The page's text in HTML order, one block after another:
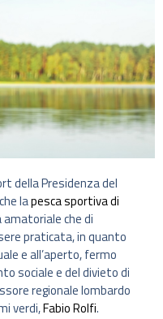
della Presidenza del
lapesca sportiva di
che di
praticata, in quanto
e all’aperto, fermo
sociale e del divieto di
regionale lombardo
verdi,Fabio Rolfi.